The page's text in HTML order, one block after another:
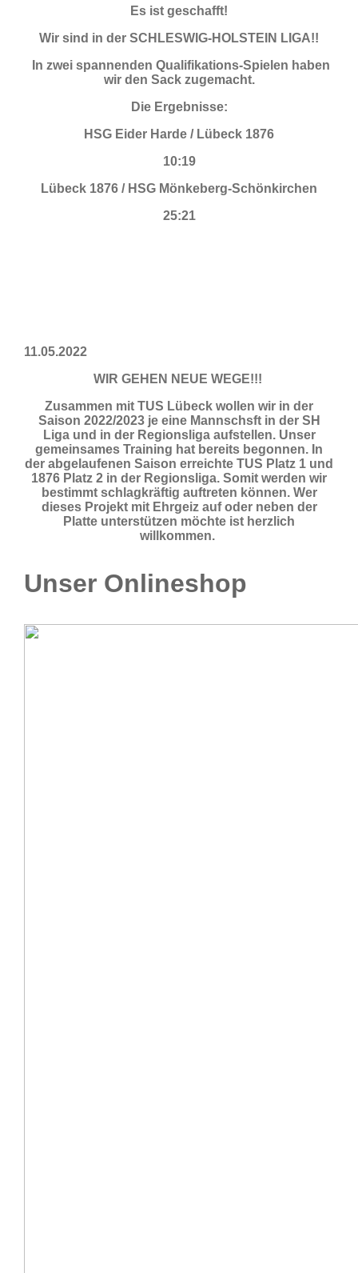
Es ist geschafft!
Wir sind in der SCHLESWIG-HOLSTEIN LIGA!!
In zwei spannenden Qualifikations-Spielen haben
wir den Sack zugemacht.
Die Ergebnisse:
HSG Eider Harde / Lübeck 1876
10:19
Lübeck 1876 / HSG Mönkeberg-Schönkirchen
25:21
11.05.2022
WIR GEHEN NEUE WEGE!!!
Zusammen mit TUS Lübeck wollen wir in der
Saison 2022/2023 je eine Mannschsft in der SH
Liga und in der Regionsliga aufstellen. Unser
gemeinsames Training hat bereits begonnen. In
der abgelaufenen Saison erreichte TUS Platz 1 und
1876 Platz 2 in der Regionsliga. Somit werden wir
bestimmt schlagkräftig auftreten können. Wer
dieses Projekt mit Ehrgeiz auf oder neben der
Platte unterstützen möchte ist herzlich
willkommen.
Unser Onlineshop